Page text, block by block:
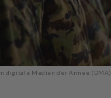
digitale Medien der Armee (DMA)